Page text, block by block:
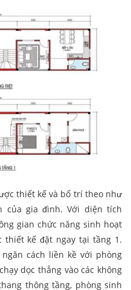
thiết kế và bố trí theo như
của gia đình. Với diện tích
gian chức năng sinh hoạt
thiết kế đặt ngay tại tầng 1.
cách liền kề với phòng
dọc thẳng vào các không
thông tầng, phòng sinh